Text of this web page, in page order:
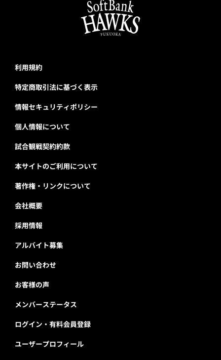
利用規約
特定商取引法に基づく表示
情報セキュリティポリシー
個人情報について
試合観戦契約約款
本サイトのご利用について
著作権・リンクについて
会社概要
採用情報
アルバイト募集
お問い合わせ
お客様の声
メンバーステータス
ログイン・有料会員登録
ユーザープロフィール